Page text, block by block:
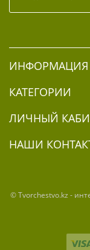
ИНФОРМАЦИЯ
КАТЕГОРИИ
ЛИЧНЫЙ
НАШИ
© Tvorchestvo.kz -